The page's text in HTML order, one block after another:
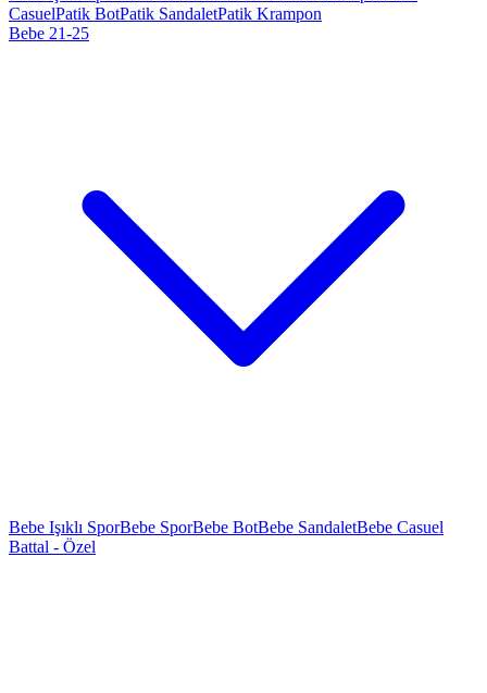
CasuelPatik BotPatik SandaletPatik Krampon
Bebe 21-25
Bebe Işıklı SporBebe SporBebe BotBebe SandaletBebe Casuel
Battal - Özel